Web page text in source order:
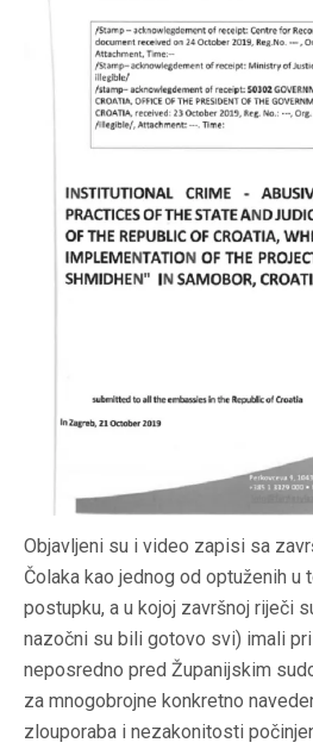
Objavljeni su i video zapisi sa
Čolaka kao jednog od optuženih u
postupku, a u kojoj završnoj riječi
nazočni su bili gotovo svi) imali
neposredno pred Županijskim
za mnogobrojne konkretno
zlouporaba i nezakonitosti